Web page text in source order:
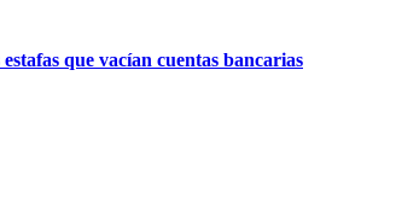
que vacían cuentas bancarias